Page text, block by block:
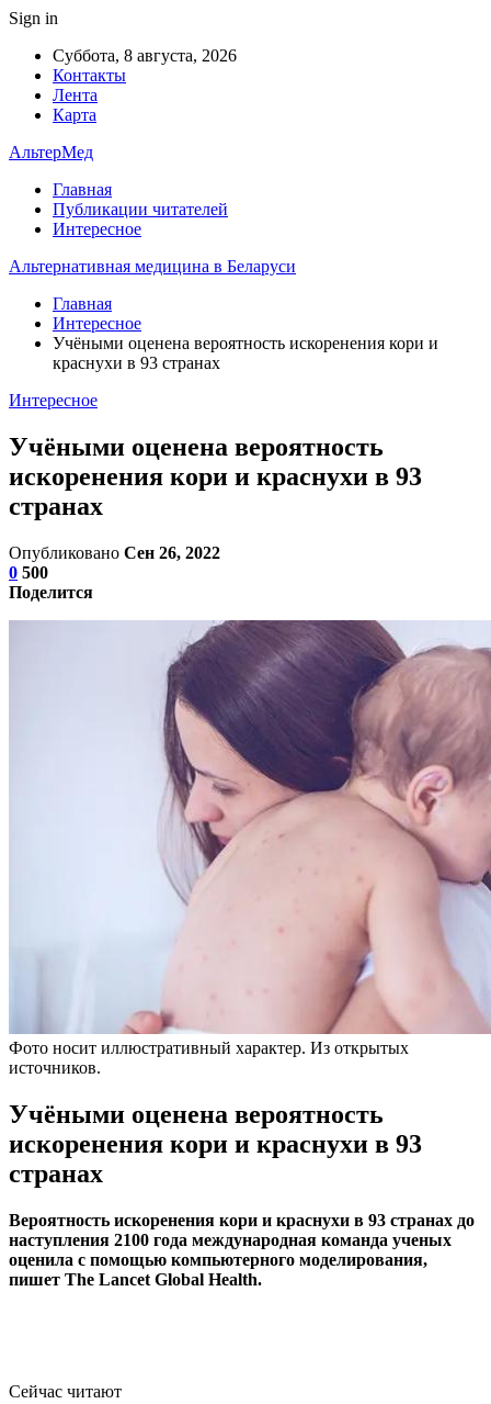
Sign in
Суббота, 8 августа, 2026
Контакты
Лента
Карта
АльтерМед
Главная
Публикации читателей
Интересное
Альтернативная медицина в Беларуси
Главная
Интересное
Учёными оценена вероятность искоренения кори и
краснухи в 93 странах
Интересное
Учёными оценена вероятность
искоренения кори и краснухи в 93
странах
Опубликовано Сен 26, 2022
0 500
Поделится
Фото носит иллюстративный характер. Из открытых
источников.
Учёными оценена вероятность
искоренения кори и краснухи в 93
странах
Вероятность искоренения кори и краснухи в 93 странах до
наступления 2100 года международная команда ученых
оценила с помощью компьютерного моделирования,
пишет Тhe Lancet Global Health.
Сейчас читают